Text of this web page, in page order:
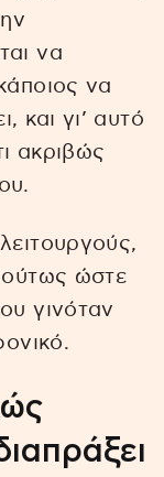
να
να
και γι’ αυτό
ακριβώς
ούτως ώστε
γινόταν